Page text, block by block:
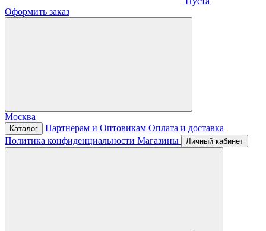
Оформить заказ
Москва
Каталог Партнерам и Оптовикам Оплата и доставка
Политика конфиденциальности Магазины Личный кабинет